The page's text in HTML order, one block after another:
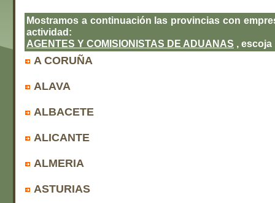
Mostramos a continuación las provincias con
actividad:
AGENTES Y COMISIONISTAS DE ADUANAS ,
A CORUÑA
ALAVA
ALBACETE
ALICANTE
ALMERIA
ASTURIAS